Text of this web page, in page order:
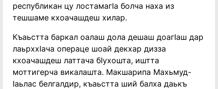
республикан цу лостамагIа болча наха из
тешшаме кхоачашдеш хилар.
Къаьстта баркал оалаш дола дешаш доагӀаш дар
лаьрххӀача операце шоай декхар дизза
кхоачашдеш латтача бӀухошта, иштта
моттигерча викалашта. Макшарипа Махьмуд-
Iаьлас белгалдир, къаьстта ший балха даькъ